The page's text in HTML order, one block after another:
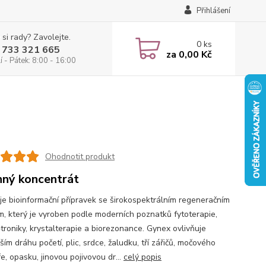
Přihlášení
rady? Zavolejte.
321 665
- Pátek: 8:00 - 16:00
0ks
za 0,00 Kč
Ohodnotit produkt
koncentrát
bioinformační přípravek se širokospektrálním regeneračním
který je vyroben podle moderních poznatků fytoterapie,
krystalterapie a biorezonance. Gynex ovlivňuje
dráhu početí, plic, srdce, žaludku, tří zářičů, močového
opasku, jinovou pojivovou dr... celý popis